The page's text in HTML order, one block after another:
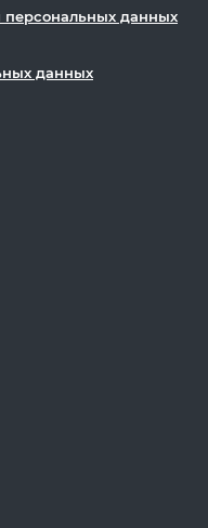
персональных данных
данных